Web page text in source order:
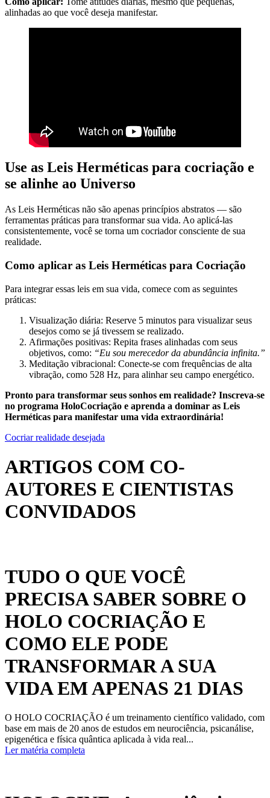
alinhadas ao que você deseja manifestar.
Use as Leis Herméticas para cocriação e
se alinhe ao Universo
As Leis Herméticas não são apenas princípios abstratos — são
ferramentas práticas para transformar sua vida. Ao aplicá-las
consistentemente, você se torna um cocriador consciente de sua
realidade.
Como aplicar as Leis Herméticas para Cocriação
Para integrar essas leis em sua vida, comece com as seguintes
práticas:
Visualização diária: Reserve 5 minutos para visualizar seus
desejos como se já tivessem se realizado.
Afirmações positivas: Repita frases alinhadas com seus
objetivos, como: “Eu sou merecedor da abundância infinita.”
Meditação vibracional: Conecte-se com frequências de alta
vibração, como 528 Hz, para alinhar seu campo energético.
Pronto para transformar seus sonhos em realidade? Inscreva-se
no programa HoloCocriação e aprenda a dominar as Leis
Herméticas para manifestar uma vida extraordinária!
Cocriar realidade desejada
ARTIGOS COM CO-
AUTORES E CIENTISTAS
CONVIDADOS
TUDO O QUE VOCÊ
PRECISA SABER SOBRE O
HOLO COCRIAÇÃO E
COMO ELE PODE
TRANSFORMAR A SUA
VIDA EM APENAS 21 DIAS
O HOLO COCRIAÇÃO é um treinamento científico validado, com
base em mais de 20 anos de estudos em neurociência, psicanálise,
epigenética e física quântica aplicada à vida real...
Ler matéria completa